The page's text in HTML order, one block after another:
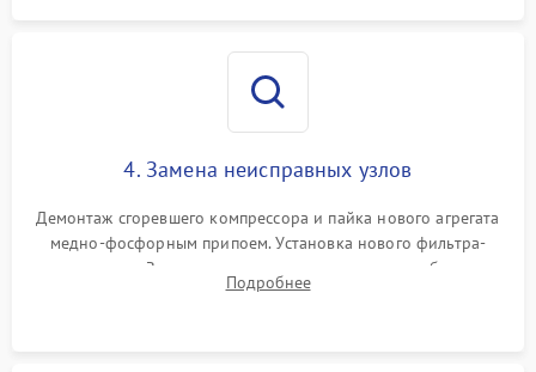
4. Замена неисправных узлов
Демонтаж сгоревшего компрессора и пайка нового агрегата
медно-фосфорным припоем. Установка нового фильтра-
осушителя. Замена изношенных вентиляторов обдува,
сломанных заслонок или поврежденных дверных петель.
Подробнее